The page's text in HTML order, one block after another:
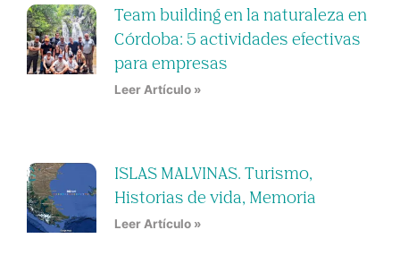
Team building en la naturaleza en
Córdoba: 5 actividades efectivas
para empresas
Leer Artículo »
ISLAS MALVINAS. Turismo,
Historias de vida, Memoria
Leer Artículo »